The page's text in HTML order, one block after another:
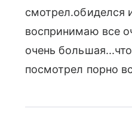
смотрел.обиделся
воспринимаю все
очень
посмотрел порно